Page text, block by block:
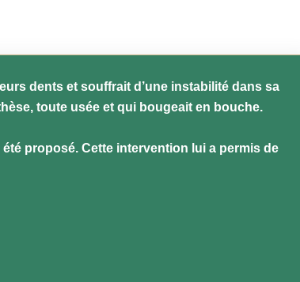
dents et souffrait d’une instabilité dans sa
toute usée et qui bougeait en bouche.
proposé. Cette intervention lui a permis de